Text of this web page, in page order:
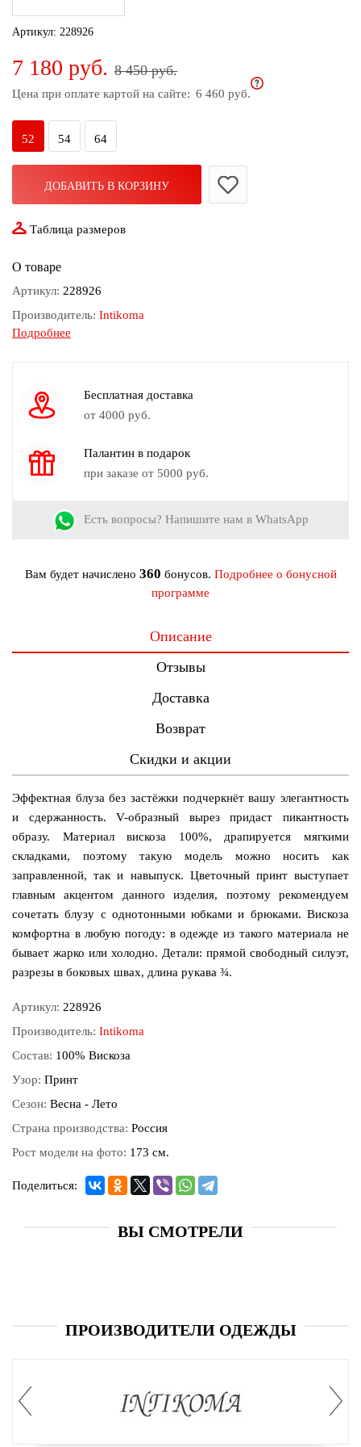
дома
и
для
пляжа
Новинки
Артикул: 228926
7 180 руб. 8 450 руб.
Цена при оплате картой на сайте: 6 460 руб.
52 54 64
ДОБАВИТЬ В КОРЗИНУ
Таблица размеров
О товаре
Артикул: 228926
Производитель: Intikoma
Состав:100% Вискоза
Страна производства:Россия
Подробнее
Бесплатная доставка
от 4000 руб.
Палантин в подарок
при заказе от 5000 руб.
Есть вопросы? Напишите нам в WhatsApp
Вам будет начислено 360 бонусов. Подробнее о бонусной
программе
Описание
Отзывы
Доставка
Возврат
Скидки и акции
Эффектная блуза без застёжки подчеркнёт вашу элегантность
и сдержанность. V-образный вырез придаст пикантность
образу. Материал вискоза 100%, драпируется мягкими
складками, поэтому такую модель можно носить как
заправленной, так и навыпуск. Цветочный принт выступает
главным акцентом данного изделия, поэтому рекомендуем
сочетать блузу с однотонными юбками и брюками. Вискоза
комфортна в любую погоду: в одежде из такого материала не
бывает жарко или холодно. Детали: прямой свободный силуэт,
разрезы в боковых швах, длина рукава ¾.
Артикул: 228926
Производитель: Intikoma
Состав: 100% Вискоза
Узор: Принт
Сезон: Весна - Лето
Страна производства: Россия
Рост модели на фото: 173 см.
Поделиться:
ВЫ СМОТРЕЛИ
ПРОИЗВОДИТЕЛИ ОДЕЖДЫ